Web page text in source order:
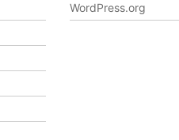
WordPress.org